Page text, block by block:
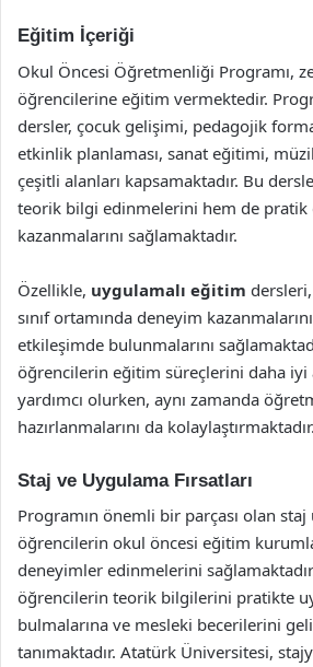
Eğitim İçeriği
Okul Öncesi Öğretmenliği Programı,
öğrencilerine eğitim vermektedir.
dersler, çocuk gelişimi, pedagojik
etkinlik planlaması, sanat eğitimi,
çeşitli alanları kapsamaktadır. Bu
teorik bilgi edinmelerini hem de pratik
kazanmalarını sağlamaktadır.
Özellikle, uygulamalı eğitim
sınıf ortamında deneyim
etkileşimde bulunmalarını
öğrencilerin eğitim süreçlerini daha iyi
yardımcı olurken, aynı zamanda
hazırlanmalarını da kolaylaştırmaktadır.
Staj ve Uygulama Fırsatları
Programın önemli bir parçası olan staj
öğrencilerin okul öncesi eğitim
deneyimler edinmelerini
öğrencilerin teorik bilgilerini pratikte
bulmalarına ve mesleki becerilerini
tanımaktadır. Atatürk Üniversitesi,